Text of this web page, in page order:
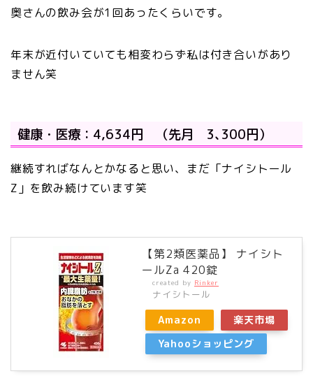
奥さんの飲み会が1回あったくらいです。
年末が近付いていても相変わらず私は付き合いがあり
ません笑
健康・医療：4,634円 （先月 3､300円）
継続すればなんとかなると思い、まだ「ナイシトール
Z」を飲み続けています笑
【第2類医薬品】 ナイシト
ールZa 420錠
created by Rinker
ナイシトール
Amazon
楽天市場
Yahooショッピング